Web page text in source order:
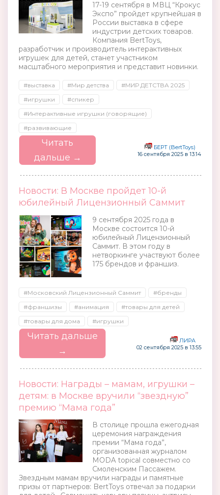
17-19 сентября в МВЦ “Крокус
Экспо” пройдет крупнейшая в
России выставка в сфере
индустрии детских товаров.
Компания BertToys,
разработчик и производитель интерактивных
игрушек для детей, станет участником
масштабного мероприятия и представит новинки.
#выставка #Мир детства
#МИР ДЕТСТВА 2025
#игрушки
#спикер
#Интерактивные игрушки (говорящие)
#развивающие
Читать
дальше →
БЕРТ (BertToys)
16 сентября 2025 в 13:14
Новости: В Москве пройдет 10-й
юбилейный Лицензионный Саммит
9 сентября 2025 года в
Москве состоится 10-й
юбилейный Лицензионный
Саммит. В этом году в
нетворкинге участвуют более
175 брендов и франшиз.
#Московский Лицензионный Саммит
#бренды
#франшизы
#анимация
#товары для детей
#товары для дома
#игрушки
Читать дальше
→
ЛИРА
02 сентября 2025 в 13:55
Новости: Награды – мамам, игрушки –
детям: в Москве вручили “звездную”
премию “Мама года”
В столице прошла ежегодная
церемония награждения
премии “Мама года”,
организованная журналом
MODA topical совместно со
Смоленским Пассажем.
Звездным мамам вручили награды и памятные
призы от партнеров: BertToys отвечал за подарки